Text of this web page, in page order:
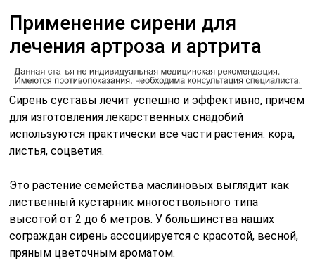
Применение сирени для
лечения артроза и артрита
Сирень суставы лечит успешно и эффективно, причем
для изготовления лекарственных снадобий
используются практически все части растения: кора,
листья, соцветия.
Это растение семейства маслиновых выглядит как
лиственный кустарник многоствольного типа
высотой от 2 до 6 метров. У большинства наших
сограждан сирень ассоциируется с красотой, весной,
пряным цветочным ароматом.